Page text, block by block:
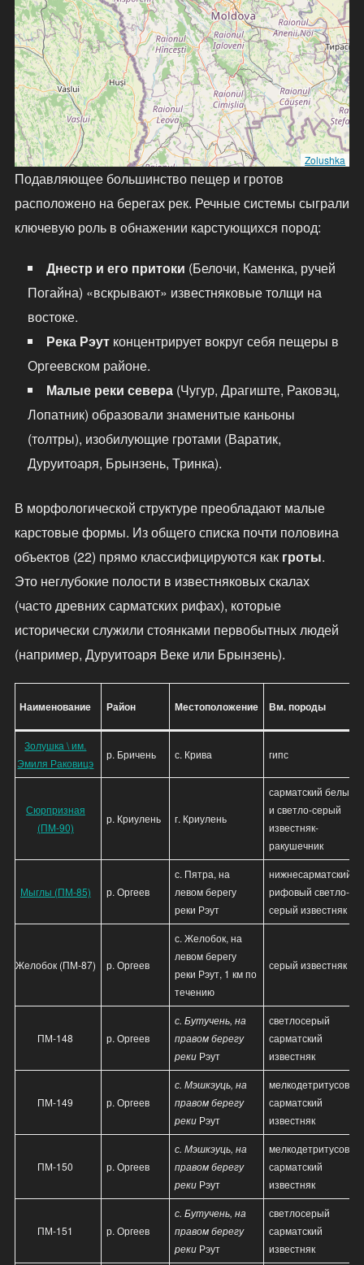
Zolushka
Подавляющее большинство пещер и гротов
расположено на берегах рек. Речные системы сыграли
ключевую роль в обнажении карстующихся пород:
Днестр и его притоки (Белочи, Каменка, ручей
Погайна) «вскрывают» известняковые толщи на
востоке.
Река Рэутконцентрирует вокруг себя пещеры в
Оргеевском районе.
Малые реки севера(Чугур, Драгиште, Раковэц,
Лопатник) образовали знаменитые каньоны
(толтры), изобилующие гротами (Варатик,
Дуруитоаря, Брынзень, Тринка).
В морфологической структуре преобладают малые
карстовые формы. Из общего списка почти половина
объектов (22) прямо классифицируются как гроты.
Это неглубокие полости в известняковых скалах
(часто древних сарматских рифах), которые
исторически служили стоянками первобытных людей
(например, Дуруитоаря Веке или Брынзень).
Наименование Район Местоположение Вм. породы
Золушка \ им.
Эмиля Раковицэ
р. Бричень с. Крива гипс
Сюрпризная
(ПМ-90)
р. Криулень г. Криулень
сарматский белый
и светло-серый
известняк-
ракушечник
Мыглы (ПМ-85) р. Оргеев
с. Пятра, на
левом берегу
реки Рэут
нижнесарматский
рифовый светло-
серый известняк
Желобок (ПМ-87) р. Оргеев
с. Желобок, на
левом берегу
реки Рэут, 1 км по
течению
серый известняк
ПМ-148 р. Оргеев
с. Бутучень, на
правом берегу
реки Рэут
светлосерый
сарматский
известняк
ПМ-149 р. Оргеев
с. Мэшкэуць, на
правом берегу
реки Рэут
мелкодетритусовый
сарматский
известняк
ПМ-150 р. Оргеев
с. Мэшкэуць, на
правом берегу
реки Рэут
мелкодетритусовый
сарматский
известняк
ПМ-151 р. Оргеев
с. Бутучень, на
правом берегу
реки Рэут
светлосерый
сарматский
известняк